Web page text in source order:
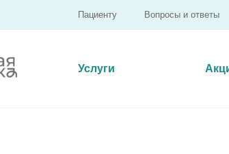
Пациенту Вопросы и ответы
Услуги